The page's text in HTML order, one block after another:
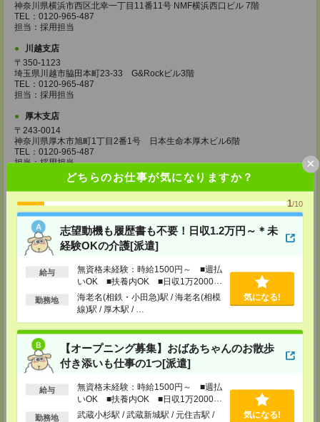
どちらのお仕事が気になりますか？
1/10
志望動機も履歴書も不要！日収1.2万円～＊未
経験OKの介護[派遣]
給与
無資格未経験：時給1500円～ ■週払
いOK ■扶養内OK ■日収1万2000円
以上
勤務地
海老名(相鉄・小田急)駅 / 海老名(相模
線)駅 / 厚木駅 / …
気になる!
【オープニング募集】おばあちゃんのお散歩
付き添いも仕事の1つ[派遣]
給与
無資格未経験：時給1500円～ ■週払
いOK ■扶養内OK ■日収1万2000円
以上
勤務地
武蔵小杉駅 / 武蔵新城駅 / 元住吉駅 /
気になる!
×
神奈川県横浜市西区北幸一丁目11番11号 NMF横浜西口ビル 7階
TEL：0120-965-487
担当：採用担当
川越支店
〒350-1123
埼玉県川越市脇田本町23-33 G&Rockビル3階
TEL：0120-965-487
担当：採用担当
厚木支店
〒243-0014
神奈川県厚木市旭町1丁目2番1号 日本生命本厚木ビル6階
TEL：0120-965-487
担当：採用担当
甲南アセット水戸城南ビル 7階
TEL：0120-965-487
担当：採用担当
高崎支店
群馬県高崎市旭町34-5
旭町ビル5階
TEL：0120-965-487
担当：採用担当
〒320-0033 栃木県宇都宮市本町4-15 宇都宮NIビル3F
TEL：0120-965-487
担当：採用担当
藤沢支店
神奈川県藤沢市鵠沼石上1－5－4 ISM藤沢 4階
TEL：0120-965-487
担当：採用担当